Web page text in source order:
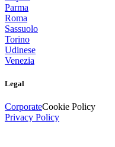
Parma
Roma
Sassuolo
Torino
Udinese
Venezia
Legal
CorporateCookie Policy
Privacy Policy